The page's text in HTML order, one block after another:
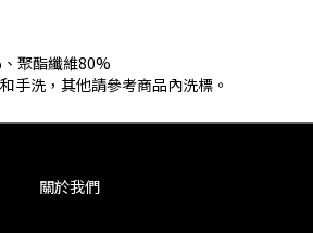
聚酯纖維80%
手洗，其他請參考商品內洗標。
關於我們